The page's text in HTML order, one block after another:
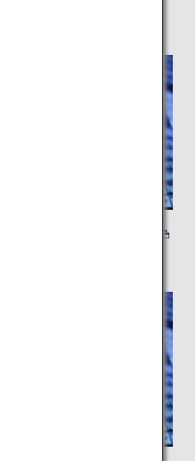
(только на английском
по Японии) (только на